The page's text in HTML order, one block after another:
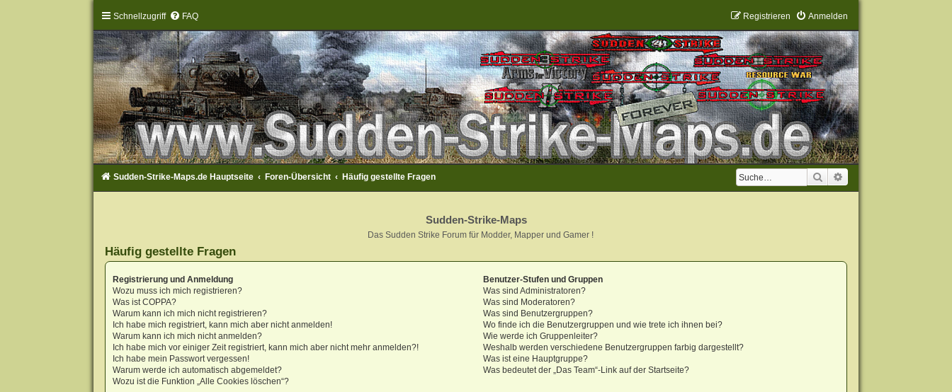
Schnellzugriff FAQ Anmelden
Registrieren
Suche
Sudden-Strike-Maps.de Hauptseite Foren-Übersicht Häufig gestellte Fragen
Sudden-Strike-Maps
Das Sudden Strike Forum für Modder, Mapper und Gamer !
Häufig gestellte Fragen
Registrierung und Anmeldung
Wozu muss ich mich registrieren?
Was ist COPPA?
Warum kann ich mich nicht registrieren?
Ich habe mich registriert, kann mich aber nicht anmelden!
Warum kann ich mich nicht anmelden?
Ich habe mich vor einiger Zeit registriert, kann mich aber nicht mehr anmelden?!
Ich habe mein Passwort vergessen!
Warum werde ich automatisch abgemeldet?
Wozu ist die Funktion „Alle Cookies löschen“?
Benutzer-Stufen und Gruppen
Was sind Administratoren?
Was sind Moderatoren?
Was sind Benutzergruppen?
Wo finde ich die Benutzergruppen und wie trete ich ihnen bei?
Wie werde ich Gruppenleiter?
Weshalb werden verschiedene Benutzergruppen farbig dargestellt?
Was ist eine Hauptgruppe?
Was bedeutet der „Das Team“-Link auf der Startseite?